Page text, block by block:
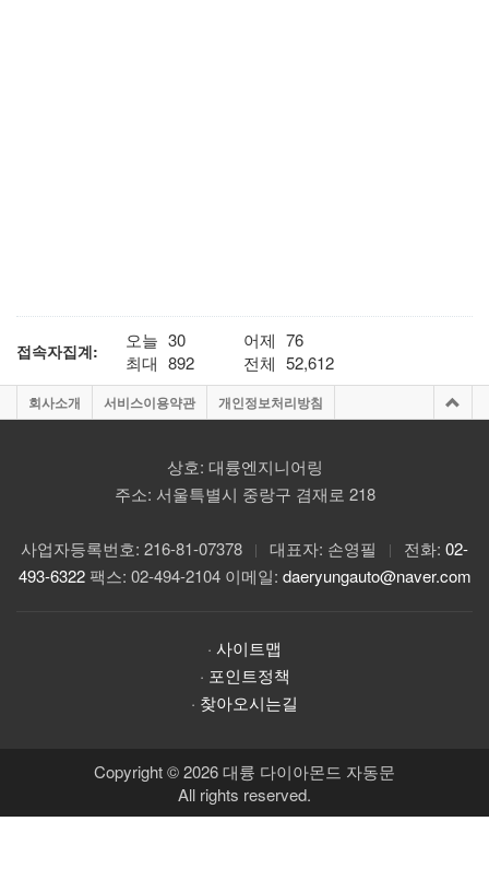
접속자집계: 오늘 30 어제 76
최대 892 전체 52,612
회사소개 서비스이용약관 개인정보처리방침
상호: 대륭엔지니어링
주소: 서울특별시 중랑구 겸재로 218
사업자등록번호: 216-81-07378 | 대표자: 손영필 | 전화: 02-
493-6322 팩스: 02-494-2104 이메일: daeryungauto@naver.com
· 사이트맵
· 포인트정책
· 찾아오시는길
Copyright © 2026 대륭 다이아몬드 자동문
All rights reserved.